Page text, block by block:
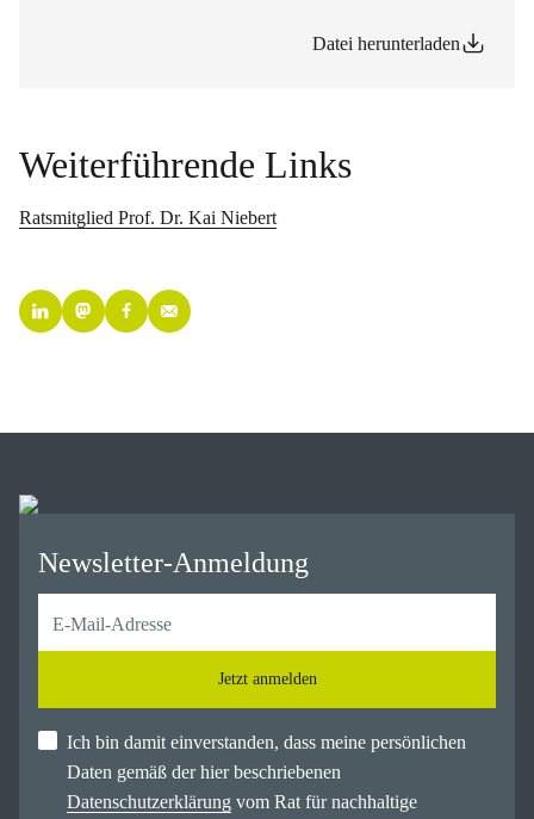
Datei herunterladen
Weiterführende Links
Ratsmitglied Prof. Dr. Kai Niebert
Newsletter-Anmeldung
Jetzt anmelden
Ich bin damit einverstanden, dass meine persönlichen
Daten gemäß der hier beschriebenen
Datenschutzerklärung vom Rat für nachhaltige